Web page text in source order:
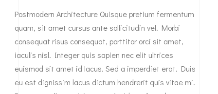
Postmodern Architecture Quisque pretium fermentum
quam, sit amet cursus ante sollicitudin vel. Morbi
consequat risus consequat, porttitor orci sit amet,
iaculis nisl. Integer quis sapien nec elit ultrices
euismod sit amet id lacus. Sed a imperdiet erat. Duis
eu est dignissim lacus dictum hendrerit quis vitae mi.